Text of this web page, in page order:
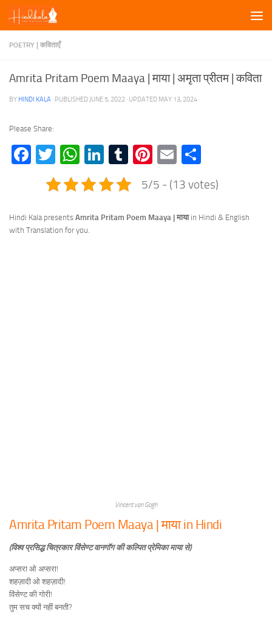
Skip to content
POETRY | कविताएँ
Amrita Pritam Poem Maaya | माया | अमृता प्रीतम | कविता
BY HINDI KALA · PUBLISHED JUNE 5, 2022 · UPDATED MAY 13, 2024
Please Share:
Facebook
TwitterWhatsApp
LinkedIn
TumblrPinterest
Email
5/5 - (13 votes)
Hindi Kala presents Amrita Pritam Poem Maaya | मायाin Hindi & English
with Translation for you.
Vincent van Gogh
Amrita Pritam Poem Maaya | माया in Hindi
(विश्व प्रसिद्ध चित्रकार विंसेण्ट वानगॉग की कल्पित प्रेमिका माया से)
अप्सरा ओ अप्सरा!
शहज़ादी ओ शहज़ादी!
विंसेण्ट की गोरी!
तुम सच क्यों नहीं बनती?